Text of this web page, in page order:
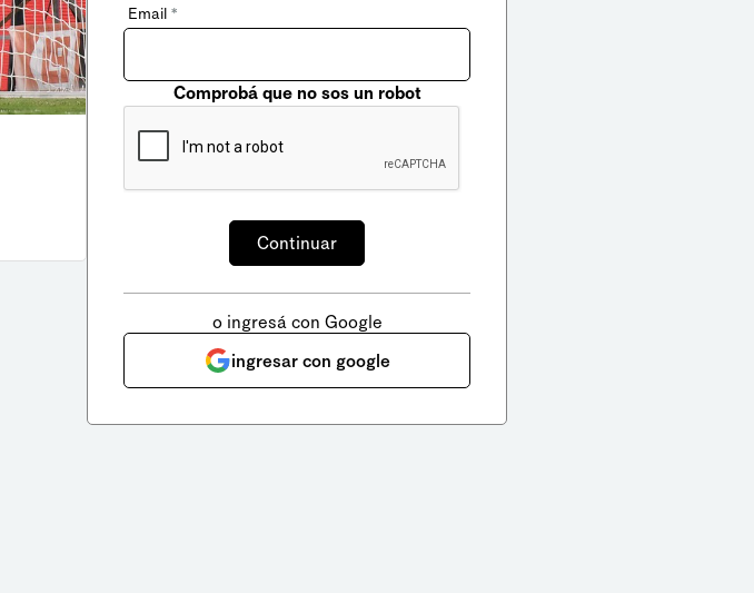
Email *
Comprobá que no sos un robot
o ingresá con Google
ingresar con google